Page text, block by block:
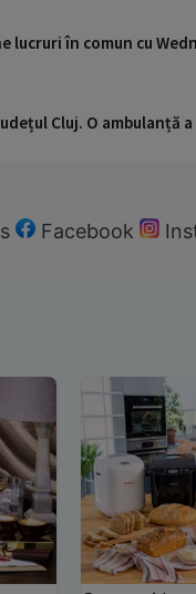
lucruri în comun cu
Cluj. O ambulanță
Facebook